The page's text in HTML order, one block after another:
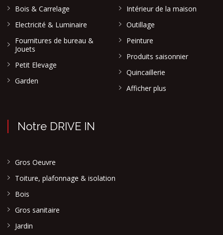
Bois & Carrelage
Electricité & Luminaire
Fournitures de bureau &
Jouets
Petit Elevage
Garden
Intérieur de la maison
Outillage
Peinture
Produits saisonnier
Quincaillerie
Afficher plus
Notre DRIVE IN
Gros Oeuvre
Toiture, plafonnage & isolation
Bois
Gros sanitaire
Jardin